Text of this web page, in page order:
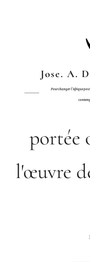
Jose. A.
Pour changer l'Afrique
portée
l'œuvre